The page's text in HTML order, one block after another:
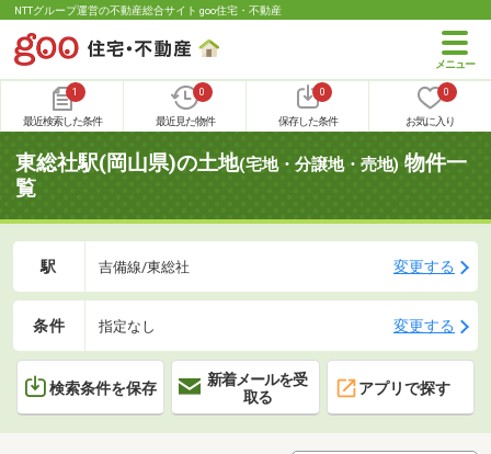
NTTグループ運営の不動産総合サイト goo住宅・不動産
1
最近検索した条件
0
最近見た物件
0
保存した条件
0
お気に入り
東総社駅(岡山県)の土地(宅地・分譲地・売地) 物件一
覧
駅 吉備線/東総社 変更する
条件 指定なし 変更する
検索条件を保存
新着メールを受
取る
アプリで探す